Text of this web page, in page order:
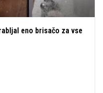
eno brisačo za vse